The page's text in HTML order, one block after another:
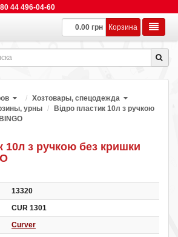
44 496-04-60
0.00 грн Корзина
Хозтовары, спецодежда
урны
Відро пластик 10л з ручкою
10л з ручкою без кришки
13320
CUR 1301
Curver